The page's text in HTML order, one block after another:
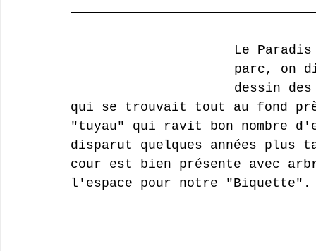
Le
parc, on
dessin
qui se trouvait tout au fond
"tuyau" qui ravit bon nombre
disparut quelques années
cour est bien présente avec
l'espace pour notre "Biquette".